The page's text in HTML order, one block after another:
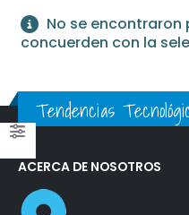
No se
concuerden con la
Tendencias
ACERCA DE NOSOTROS